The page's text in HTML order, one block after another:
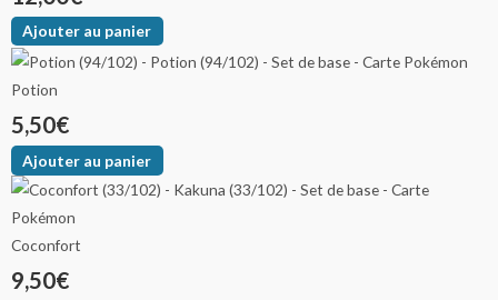
Ajouter au panier
Potion
5,50€
Ajouter au panier
Coconfort
9,50€